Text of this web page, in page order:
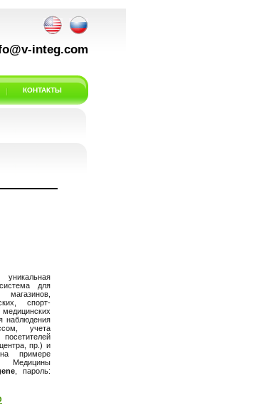
integ.com
КОНТАКТЫ
для
спорт-
наблюдения
учета
пр.) и
примере
Медицины
, пароль: